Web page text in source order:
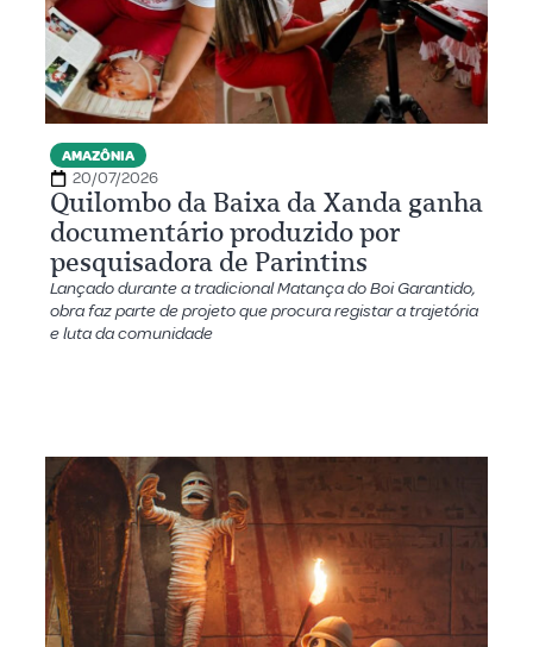
AMAZÔNIA
20/07/2026
Quilombo da Baixa da Xanda ganha
documentário produzido por
pesquisadora de Parintins
Lançado durante a tradicional Matança do Boi Garantido,
obra faz parte de projeto que procura registar a trajetória
e luta da comunidade